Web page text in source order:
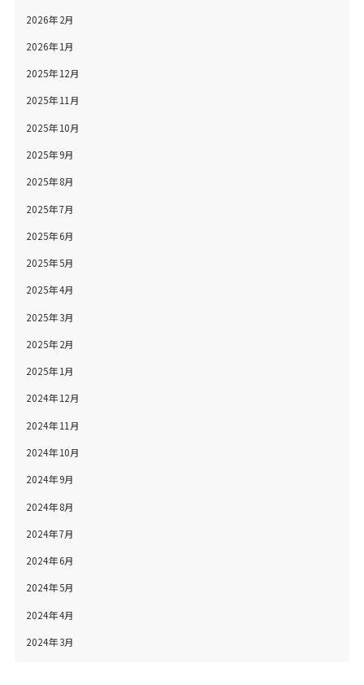
2026年2月
2026年1月
2025年12月
2025年11月
2025年10月
2025年9月
2025年8月
2025年7月
2025年6月
2025年5月
2025年4月
2025年3月
2025年2月
2025年1月
2024年12月
2024年11月
2024年10月
2024年9月
2024年8月
2024年7月
2024年6月
2024年5月
2024年4月
2024年3月